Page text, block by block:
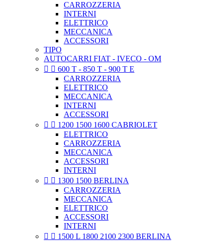
CARROZZERIA
INTERNI
ELETTRICO
MECCANICA
ACCESSORI
TIPO
AUTOCARRI FIAT - IVECO - OM
  600 T - 850 T - 900 T E
CARROZZERIA
ELETTRICO
MECCANICA
INTERNI
ACCESSORI
  1200 1500 1600 CABRIOLET
ELETTRICO
CARROZZERIA
MECCANICA
ACCESSORI
INTERNI
  1300 1500 BERLINA
CARROZZERIA
MECCANICA
ELETTRICO
ACCESSORI
INTERNI
  1500 L 1800 2100 2300 BERLINA